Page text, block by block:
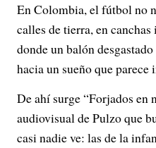
En Colombia, el fútbol no
calles de tierra, en
donde un balón
hacia un sueño que parece
De ahí surge “Forjados en
audiovisual de Pulzo que
casi nadie ve: las de la